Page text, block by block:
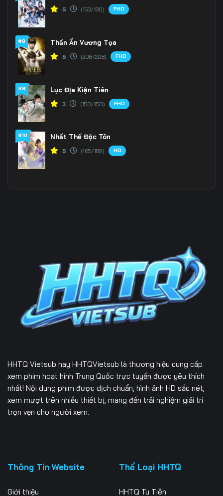
5 (153/180) FHD
#8 Thần Ấn Vương Tọa
5 (208/208) FHD
#9 Lục Địa Kiện Tiên
3 (150/150) FHD
#10 Nhất Thế Độc Tôn
5 (165/189) HD
HHTQ Vietsub hay HHTQVietsub là thương hiệu cung cấp
xem phim hoạt hình Trung Quốc trực tuyến được yêu thích
nhất! Nội dung phim được dịch chuẩn, hình ảnh HD sắc nét,
xem mượt trên nhiều thiết bị, mang đến trải nghiệm giải trí
trọn vẹn cho người xem.
Thông Tin Website
Giới thiệu
Thể Loại HHTQ
HHTQ Tu Tiên